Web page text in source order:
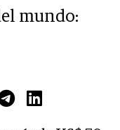
mundo: